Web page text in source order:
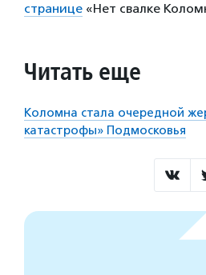
странице «Нет свалке
Читать еще
Коломна стала очередной
катастрофы» Подмосковья